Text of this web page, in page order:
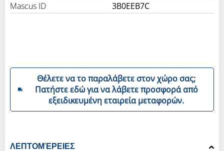
Mascus ID
3B0EEB7C
Θέλετε να το παραλάβετε στον χώρο σας;
Πατήστε εδώ για να λάβετε προσφορά από
εξειδικευμένη εταιρεία μεταφορών.
ΛΕΠΤΟΜΈΡΕΙΕΣ